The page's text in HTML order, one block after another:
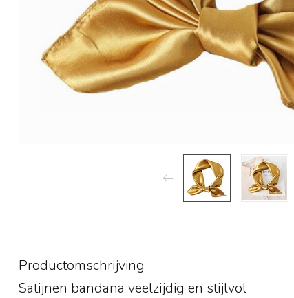
Productomschrijving
Satijnen bandana veelzijdig en stijlvol